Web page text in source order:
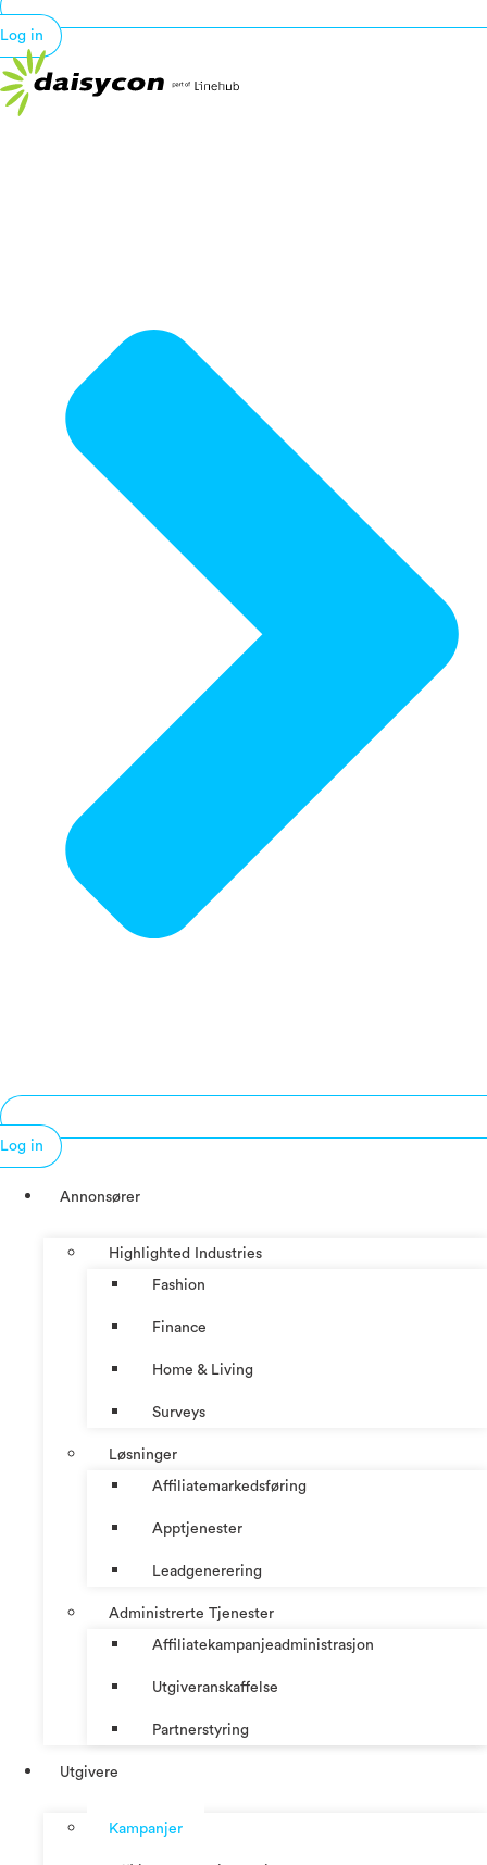
Log in
Log in
Annonsører
Highlighted Industries
Fashion
Finance
Home & Living
Surveys
Løsninger
Affiliatemarkedsføring
Apptjenester
Leadgenerering
Administrerte Tjenester
Affiliatekampanjeadministrasjon
Utgiveranskaffelse
Partnerstyring
Utgivere
Kampanjer